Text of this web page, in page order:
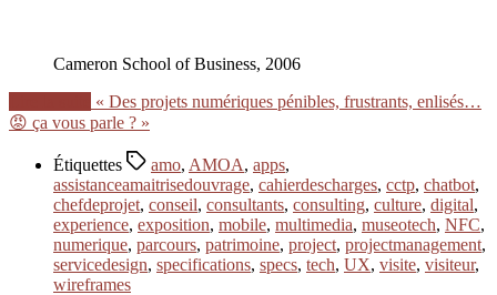
Cameron School of Business, 2006
« Des projets numériques pénibles, frustrants, enlisés…
😡 ça vous parle ? »
Étiquettes amo, AMOA, apps,
assistanceamaitrisedouvrage, cahierdescharges, cctp, chatbot,
chefdeprojet, conseil, consultants, consulting, culture, digital,
experience, exposition, mobile, multimedia, museotech, NFC,
numerique, parcours, patrimoine, project, projectmanagement,
servicedesign, specifications, specs, tech, UX, visite, visiteur,
wireframes